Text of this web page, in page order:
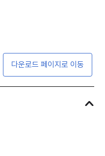
다운로드 페이지로 이동